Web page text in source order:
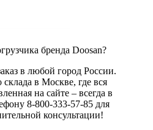
бренда Doosan?
в любой город России.
склада в Москве, где вся
на сайте – всегда в
8-800-333-57-85 для
консультации!